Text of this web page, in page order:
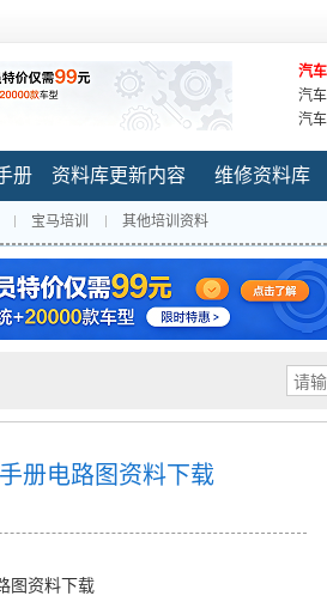
汽
汽
汽
册 资料库更新内容 维修资料库
宝马培训 其他培训资料
册电路图资料下载
图资料下载